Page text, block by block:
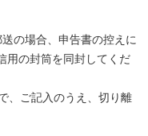
の場合、申告書の控えに
用の封筒を同封してくだ
、ご記入のうえ、切り離